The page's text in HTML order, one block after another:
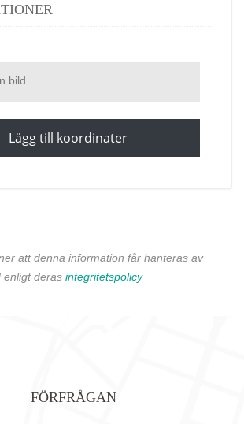
bild
Lägg till koordinater
att denna information får hanteras av
enligt deras integritetspolicy
FÖRFRÅGAN